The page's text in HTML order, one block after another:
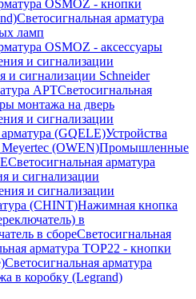
OSMOZ - кнопки
Светосигнальная арматура
ламп
OSMOZ - аксессуары
и сигнализации
и сигнализации Schneider
APTСветосигнальная
монтажа на дверь
и сигнализации
(GQELE)Устройства
(OWEN)Промышленные
Светосигнальная арматура
и сигнализации
и сигнализации
(CHINT)Нажимная кнопка
в
в сбореСветосигнальная
арматура TOP22 - кнопки
Светосигнальная арматура
в коробку (Legrand)